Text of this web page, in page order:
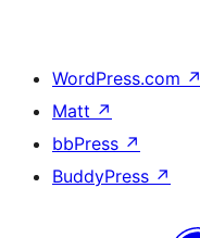
WordPress.com ↗
Matt ↗
bbPress ↗
BuddyPress ↗